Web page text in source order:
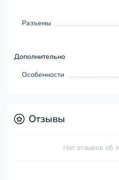
Разъемы
Дополнительно
Особенности
Отзывы
Нет отзывов об